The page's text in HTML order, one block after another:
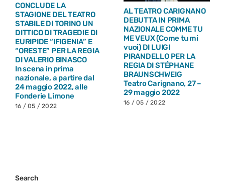
CONCLUDE LA
STAGIONE DEL TEATRO
STABILE DI TORINO UN
DITTICO DI TRAGEDIE DI
EURIPIDE “IFIGENIA” E
“ORESTE” PER LA REGIA
DI VALERIO BINASCO
In scena in prima
nazionale, a partire dal
24 maggio 2022, alle
Fonderie Limone
16 / 05 / 2022
AL TEATRO CARIGNANO
DEBUTTA IN PRIMA
NAZIONALE COMME TU
ME VEUX (Come tu mi
vuoi) DI LUIGI
PIRANDELLO PER LA
REGIA DI STÉPHANE
BRAUNSCHWEIG
Teatro Carignano, 27 –
29 maggio 2022
16 / 05 / 2022
Search